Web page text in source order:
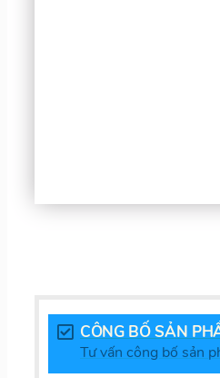
CÔNG BỐ SẢN
Tư vấn công bố sản